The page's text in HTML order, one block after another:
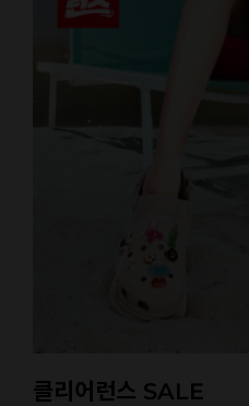
클리어런스 SALE